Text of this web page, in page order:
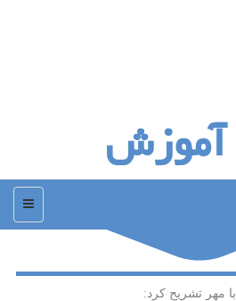
منو
مهر تشریح كرد: